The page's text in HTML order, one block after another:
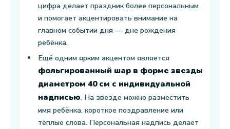
цифра делает праздник более персональным
и помогает акцентировать внимание на
главном событии дня — дне рождения
ребёнка.
Ещё одним ярким акцентом является
фольгированный шар в форме звезды
диаметром 40 см с индивидуальной
надписью. На звезде можно разместить
имя ребёнка, короткое поздравление или
тёплые слова. Персональная надпись делает